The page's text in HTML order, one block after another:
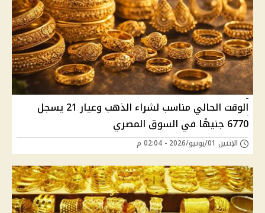
الوقت الحالي مناسب لشراء الذهب وعيار 21 يسجل
6770 جنيهًا في السوق المصري
الإثنين 01/يونيو/2026 - 02:04 م